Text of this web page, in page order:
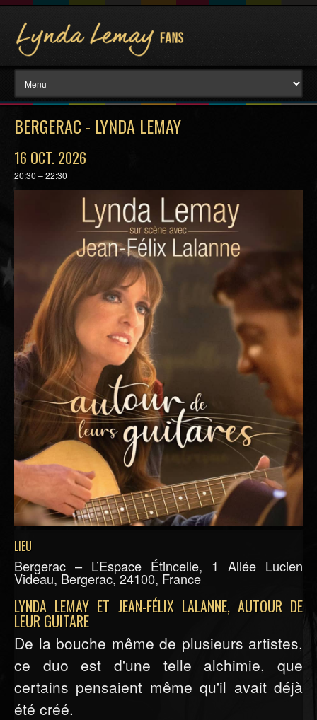
BERGERAC - LYNDA LEMAY
16 OCT. 2026
20:30 – 22:30
LIEU
Bergerac – L’Espace Étincelle, 1 Allée Lucien
Videau, Bergerac, 24100, France
LYNDA LEMAY ET JEAN-FÉLIX LALANNE, AUTOUR DE
LEUR GUITARE
De la bouche même de plusieurs artistes,
ce duo est d'une telle alchimie, que
certains pensaient même qu'il avait déjà
été créé.